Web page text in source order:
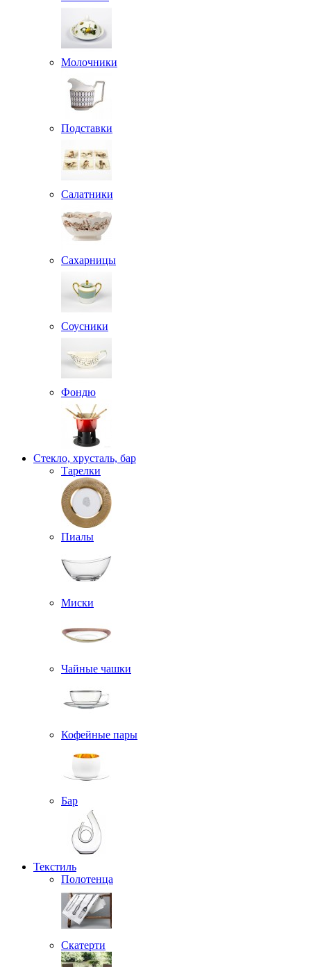
Молочники
Подставки
Салатники
Сахарницы
Соусники
Фондю
Стекло, хрусталь, бар
Тарелки
Пиалы
Миски
Чайные чашки
Кофейные пары
Бар
Текстиль
Полотенца
Скатерти